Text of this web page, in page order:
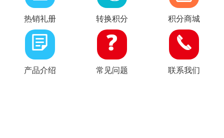
热销礼册

产品介绍
转换积分

常见问题
积分商城

联系我们